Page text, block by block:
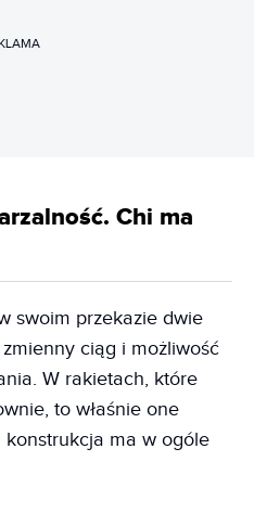
Chi ma
swoim przekazie dwie
ciąg i możliwość
W rakietach, które
to właśnie one
konstrukcja ma w ogóle